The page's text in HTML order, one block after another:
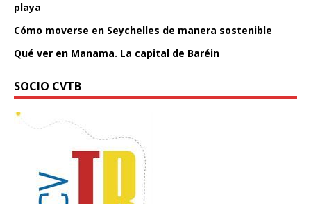
playa
Cómo moverse en Seychelles de manera sostenible
Qué ver en Manama. La capital de Baréin
SOCIO CVTB